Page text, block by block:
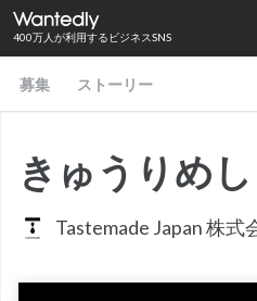
400万人が利用するビジネスSNS
募集 ストーリー
きゅうりめし
Tastemade Japan 株式